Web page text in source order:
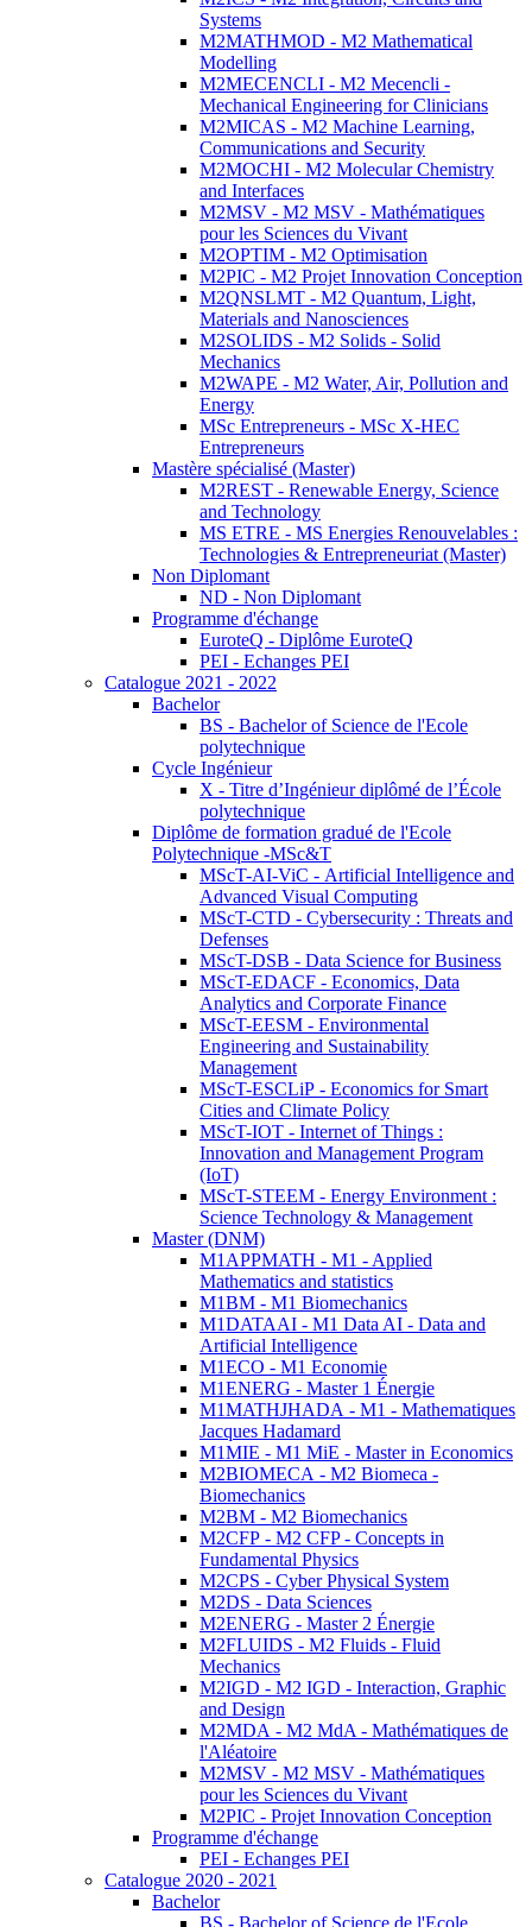
Systems
M2MATHMOD - M2 Mathematical
Modelling
M2MECENCLI - M2 Mecencli -
Mechanical Engineering for Clinicians
M2MICAS - M2 Machine Learning,
Communications and Security
M2MOCHI - M2 Molecular Chemistry
and Interfaces
M2MSV - M2 MSV - Mathématiques
pour les Sciences du Vivant
M2OPTIM - M2 Optimisation
M2PIC - M2 Projet Innovation Conception
M2QNSLMT - M2 Quantum, Light,
Materials and Nanosciences
M2SOLIDS - M2 Solids - Solid
Mechanics
M2WAPE - M2 Water, Air, Pollution and
Energy
MSc Entrepreneurs - MSc X-HEC
Entrepreneurs
Mastère spécialisé (Master)
M2REST - Renewable Energy, Science
and Technology
MS ETRE - MS Energies Renouvelables :
Technologies & Entrepreneuriat (Master)
Non Diplomant
ND - Non Diplomant
Programme d'échange
EuroteQ - Diplôme EuroteQ
PEI - Echanges PEI
Catalogue 2021 - 2022
Bachelor
BS - Bachelor of Science de l'Ecole
polytechnique
Cycle Ingénieur
X - Titre d’Ingénieur diplômé de l’École
polytechnique
Diplôme de formation gradué de l'Ecole
Polytechnique -MSc&T
MScT-AI-ViC - Artificial Intelligence and
Advanced Visual Computing
MScT-CTD - Cybersecurity : Threats and
Defenses
MScT-DSB - Data Science for Business
MScT-EDACF - Economics, Data
Analytics and Corporate Finance
MScT-EESM - Environmental
Engineering and Sustainability
Management
MScT-ESCLiP - Economics for Smart
Cities and Climate Policy
MScT-IOT - Internet of Things :
Innovation and Management Program
(IoT)
MScT-STEEM - Energy Environment :
Science Technology & Management
Master (DNM)
M1APPMATH - M1 - Applied
Mathematics and statistics
M1BM - M1 Biomechanics
M1DATAAI - M1 Data AI - Data and
Artificial Intelligence
M1ECO - M1 Economie
M1ENERG - Master 1 Énergie
M1MATHJHADA - M1 - Mathematiques
Jacques Hadamard
M1MIE - M1 MiE - Master in Economics
M2BIOMECA - M2 Biomeca -
Biomechanics
M2BM - M2 Biomechanics
M2CFP - M2 CFP - Concepts in
Fundamental Physics
M2CPS - Cyber Physical System
M2DS - Data Sciences
M2ENERG - Master 2 Énergie
M2FLUIDS - M2 Fluids - Fluid
Mechanics
M2IGD - M2 IGD - Interaction, Graphic
and Design
M2MDA - M2 MdA - Mathématiques de
l'Aléatoire
M2MSV - M2 MSV - Mathématiques
pour les Sciences du Vivant
M2PIC - Projet Innovation Conception
Programme d'échange
PEI - Echanges PEI
Catalogue 2020 - 2021
Bachelor
BS - Bachelor of Science de l'Ecole